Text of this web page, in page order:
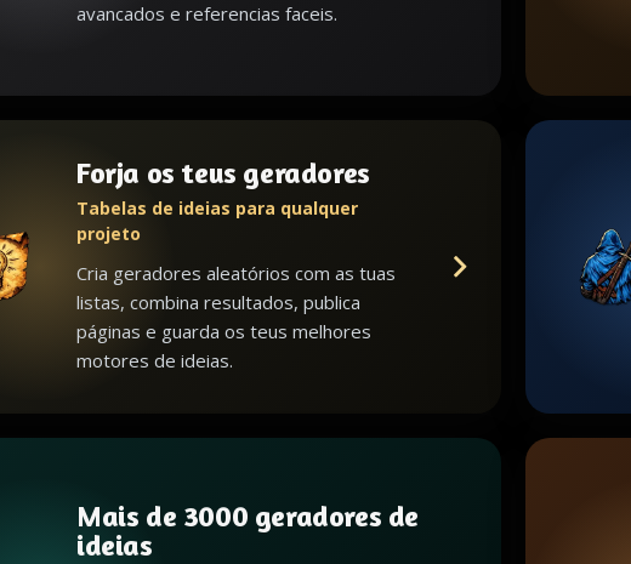
avancados e referencias faceis.
Forja os teus geradores
Tabelas de ideias para qualquer
projeto
Cria geradores aleatórios com as tuas
listas, combina resultados, publica
páginas e guarda os teus melhores
motores de ideias.
Mais de 3000 geradores de
ideias